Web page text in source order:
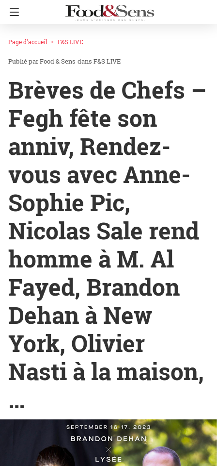
Page d'accueil F&S LIVE
Food & Sens dans F&S LIVE
Brèves de Chefs –
Fegh fête son
anniv, Rendez-
vous avec Anne-
Sophie Pic,
Nicolas Sale rend
homme à M. Al
Fayed, Brandon
Dehan à New
York, Olivier
Nasti à la maison,
…